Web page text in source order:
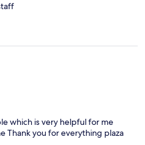
which is very helpful for me
Thank you for everything plaza